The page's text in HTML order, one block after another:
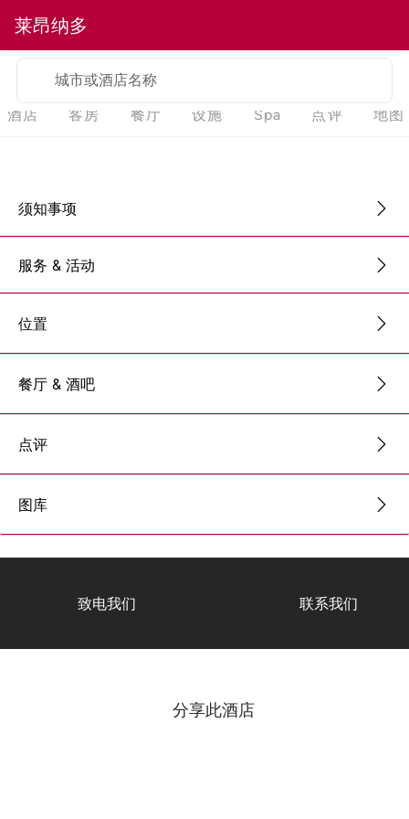
莱昂纳多
城市或酒店名称
酒店 客房 餐厅 设施 Spa 点评 地图
须知事项
服务 & 活动
位置
餐厅 & 酒吧
点评
图库
致电我们 联系我们
分享此酒店